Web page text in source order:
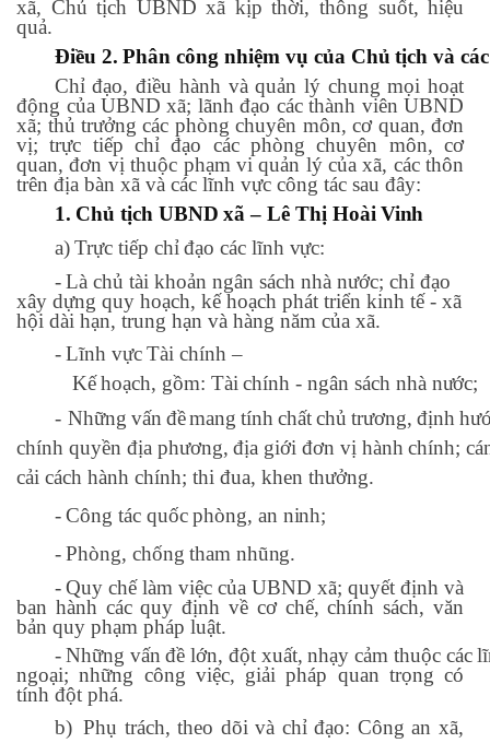
xã, Chủ tịch UBND xã kịp thời, thông suốt, hiệu
quả.
Điều 2. Phân công nhiệm vụ của Chủ tịch và các
Chỉ đạo, điều hành và quản lý chung mọi hoạt
động của UBND xã; lãnh đạo các thành viên UBND
xã; thủ trưởng các phòng chuyên môn, cơ quan, đơn
vị; trực tiếp chỉ đạo các phòng chuyên môn, cơ
quan, đơn vị thuộc phạm vi quản lý của xã, các thôn
trên địa bàn xã và các lĩnh vực công tác sau đây:
1. Chủ tịch UBND xã – Lê Thị Hoài Vinh
a)Trực tiếp chỉ đạo các lĩnh vực:
-Là chủ tài khoản ngân sách nhà nước; chỉ đạo
xây dựng quy hoạch, kế hoạch phát triển kinh tế - xã
hội dài hạn, trung hạn và hàng năm của xã.
-Lĩnh vực Tài chính –
Kế hoạch, gồm: Tài chính - ngân sách nhà nước;
- Những vấn đềmang tính chất chủ trương, định
chính quyền địa phương, địa giới đơn vị hành chính;
cải cách hành chính; thi đua, khen thưởng.
-Công tác quốc phòng, an ninh;
-Phòng, chống tham nhũng.
-Quy chế làm việc của UBND xã; quyết định và
ban hành các quy định về cơ chế, chính sách, văn
bản quy phạm pháp luật.
-Những vấn đề lớn, đột xuất, nhạy cảm thuộc các
ngoại; những công việc, giải pháp quan trọng có
tính đột phá.
b) Phụ trách, theo dõi và chỉ đạo: Công an xã,